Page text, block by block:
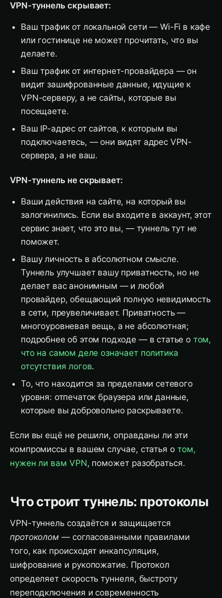
VPN-туннель скрывает:
Ваш трафик от локальной сети — Wi-Fi в кафе
или гостинице не может прочитать, что вы
делаете.
Ваш трафик от интернет-провайдера — он
видит зашифрованные данные, идущие к
VPN-серверу, а не сайты, которые вы
посещаете.
Ваш IP-адрес от сайтов, к которым вы
подключаетесь, — они видят адрес VPN-
сервера, а не ваш.
VPN-туннель не скрывает:
Ваши действия на сайте, на который вы
залогинились. Если вы входите в аккаунт, этот
сервис знает, что это вы, — туннель тут не
поможет.
Вашу личность в абсолютном смысле.
Туннель улучшает вашу приватность, но не
делает вас анонимным — и любой
провайдер, обещающий полную невидимость
в сети, преувеличивает. Приватность —
многоуровневая вещь, а не абсолютная;
подробнее об этом подходе — в статье о том,
что на самом деле означает политика
отсутствия логов.
То, что находится за пределами сетевого
уровня: отпечаток браузера или данные,
которые вы добровольно раскрываете.
Если вы ещё не решили, оправданы ли эти
компромиссы в вашем случае, статья о том,
нужен ли вам VPN, поможет разобраться.
Что строит туннель: протоколы
VPN-туннель создаётся и защищается
протоколом — согласованными правилами
того, как происходят инкапсуляция,
шифрование и рукопожатие. Протокол
определяет скорость туннеля, быстроту
переподключения и современность